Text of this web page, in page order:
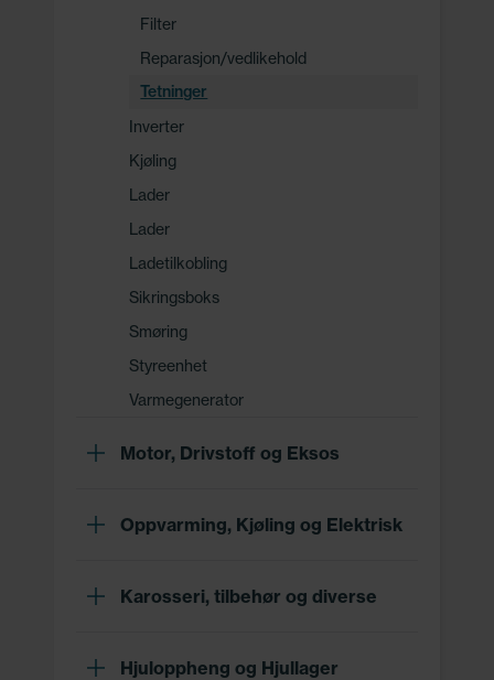
Filter
Reparasjon/vedlikehold
Tetninger
Inverter
Kjøling
Lader
Lader
Ladetilkobling
Sikringsboks
Smøring
Styreenhet
Varmegenerator
Motor, Drivstoff og Eksos
Oppvarming, Kjøling og Elektrisk
Karosseri, tilbehør og diverse
Hjuloppheng og Hjullager